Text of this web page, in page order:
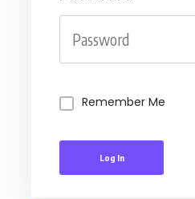
Remember Me
Log In